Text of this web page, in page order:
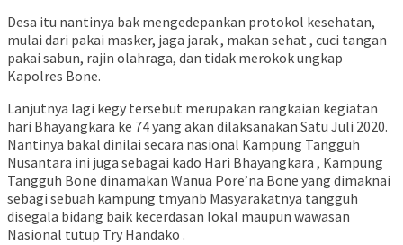
Desa itu nantinya bak mengedepankan protokol kesehatan,
mulai dari pakai masker, jaga jarak , makan sehat , cuci tangan
pakai sabun, rajin olahraga, dan tidak merokok ungkap
Kapolres Bone.
Lanjutnya lagi kegy tersebut merupakan rangkaian kegiatan
hari Bhayangkara ke 74 yang akan dilaksanakan Satu Juli 2020.
Nantinya bakal dinilai secara nasional Kampung Tangguh
Nusantara ini juga sebagai kado Hari Bhayangkara , Kampung
Tangguh Bone dinamakan Wanua Pore’na Bone yang dimaknai
sebagi sebuah kampung tmyanb Masyarakatnya tangguh
disegala bidang baik kecerdasan lokal maupun wawasan
Nasional tutup Try Handako .